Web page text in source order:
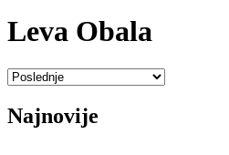
Leva Obala
Najnovije